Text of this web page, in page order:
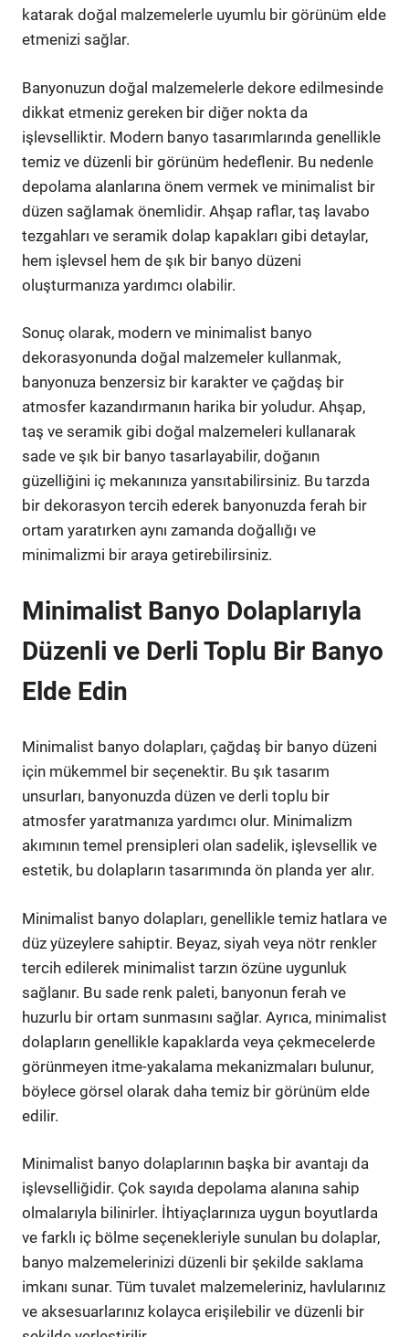
katarak doğal malzemelerle uyumlu bir görünüm elde
etmenizi sağlar.
Banyonuzun doğal malzemelerle dekore edilmesinde
dikkat etmeniz gereken bir diğer nokta da
işlevselliktir. Modern banyo tasarımlarında genellikle
temiz ve düzenli bir görünüm hedeflenir. Bu nedenle
depolama alanlarına önem vermek ve minimalist bir
düzen sağlamak önemlidir. Ahşap raflar, taş lavabo
tezgahları ve seramik dolap kapakları gibi detaylar,
hem işlevsel hem de şık bir banyo düzeni
oluşturmanıza yardımcı olabilir.
Sonuç olarak, modern ve minimalist banyo
dekorasyonunda doğal malzemeler kullanmak,
banyonuza benzersiz bir karakter ve çağdaş bir
atmosfer kazandırmanın harika bir yoludur. Ahşap,
taş ve seramik gibi doğal malzemeleri kullanarak
sade ve şık bir banyo tasarlayabilir, doğanın
güzelliğini iç mekanınıza yansıtabilirsiniz. Bu tarzda
bir dekorasyon tercih ederek banyonuzda ferah bir
ortam yaratırken aynı zamanda doğallığı ve
minimalizmi bir araya getirebilirsiniz.
Minimalist Banyo Dolaplarıyla
Düzenli ve Derli Toplu Bir Banyo
Elde Edin
Minimalist banyo dolapları, çağdaş bir banyo düzeni
için mükemmel bir seçenektir. Bu şık tasarım
unsurları, banyonuzda düzen ve derli toplu bir
atmosfer yaratmanıza yardımcı olur. Minimalizm
akımının temel prensipleri olan sadelik, işlevsellik ve
estetik, bu dolapların tasarımında ön planda yer alır.
Minimalist banyo dolapları, genellikle temiz hatlara ve
düz yüzeylere sahiptir. Beyaz, siyah veya nötr renkler
tercih edilerek minimalist tarzın özüne uygunluk
sağlanır. Bu sade renk paleti, banyonun ferah ve
huzurlu bir ortam sunmasını sağlar. Ayrıca, minimalist
dolapların genellikle kapaklarda veya çekmecelerde
görünmeyen itme-yakalama mekanizmaları bulunur,
böylece görsel olarak daha temiz bir görünüm elde
edilir.
Minimalist banyo dolaplarının başka bir avantajı da
işlevselliğidir. Çok sayıda depolama alanına sahip
olmalarıyla bilinirler. İhtiyaçlarınıza uygun boyutlarda
ve farklı iç bölme seçenekleriyle sunulan bu dolaplar,
banyo malzemelerinizi düzenli bir şekilde saklama
imkanı sunar. Tüm tuvalet malzemeleriniz, havlularınız
ve aksesuarlarınız kolayca erişilebilir ve düzenli bir